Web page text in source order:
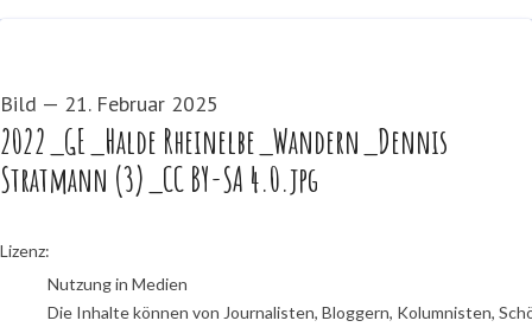
Bild — 21. Februar 2025
2022_GE_Halde Rheinelbe_Wandern_Dennis
Stratmann (3)_CC BY-SA 4.0.jpg
go to media item
Lizenz:
Nutzung in Medien
Die Inhalte können von Journalisten, Bloggern, Kolumnisten,